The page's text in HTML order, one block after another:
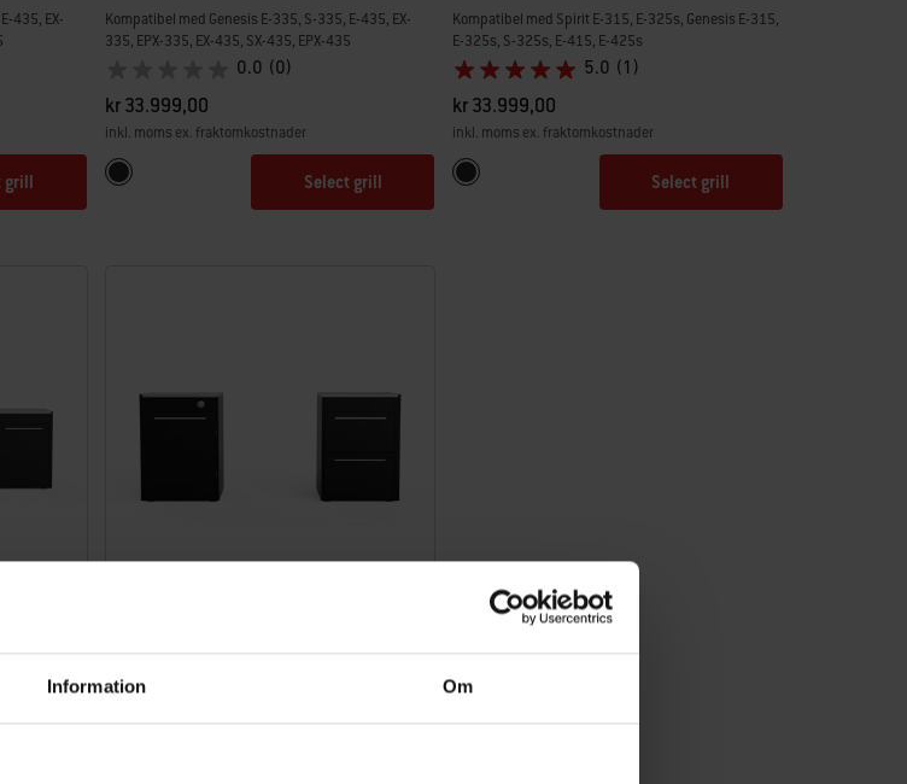
Information Om
435, EX-
grill
Kompatibel med Genesis E-335, S-335, E-435, EX-
335, EPX-335, EX-435, SX-435, EPX-435
0.0 (0)
kr 33.999,00
inkl. moms ex. fraktomkostnader
Color Options
Svart Select grill
Kompatibel med Spirit E-315, E-325s, Genesis E-315,
E-325s, S-325s, E-415, E-425s
5.0 (1)
kr 33.999,00
inkl. moms ex. fraktomkostnader
Color Options
Svart Select grill
435, EX-
Kompatibel med Spirit E-325, EP-335, SP-335